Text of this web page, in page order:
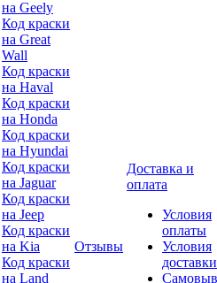
на Geely
Код краски
на Great
Wall
Код краски
на Haval
Код краски
на Honda
Код краски
на Hyundai
Код краски
на Jaguar
Код краски
на Jeep
Код краски
на Kia
Код краски
на Land
Отзывы
Доставка и
оплата
Условия
оплаты
Условия
доставки